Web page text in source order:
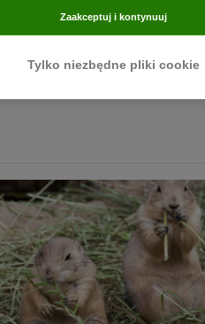
zwrócić uwagę?
Tylko niezbędne pliki cookie
Zaakceptuj i kontynuuj